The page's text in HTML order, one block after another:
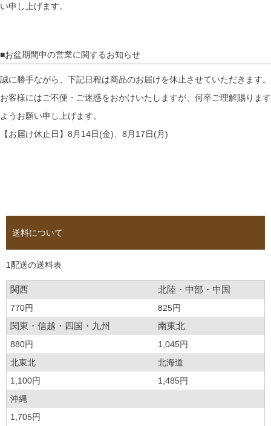
い申し上げます。
■お盆期間中の営業に関するお知らせ
誠に勝手ながら、下記日程は商品のお届けを休止させていただきます。
お客様にはご不便・ご迷惑をおかけいたしますが、何卒ご理解賜ります
ようお願い申し上げます。
【お届け休止日】8月14日(金)、8月17日(月)
送料について
1配送の送料表
関西 北陸・中部・中国
770円 825円
関東・信越・四国・九州 南東北
880円
1,045円
北東北
北海道
1,100円
1,485円
沖縄
1,705円